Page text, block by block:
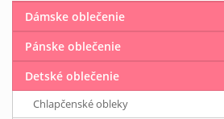
Dámske oblečenie
Pánske oblečenie
Detské oblečenie
Chlapčenské obleky